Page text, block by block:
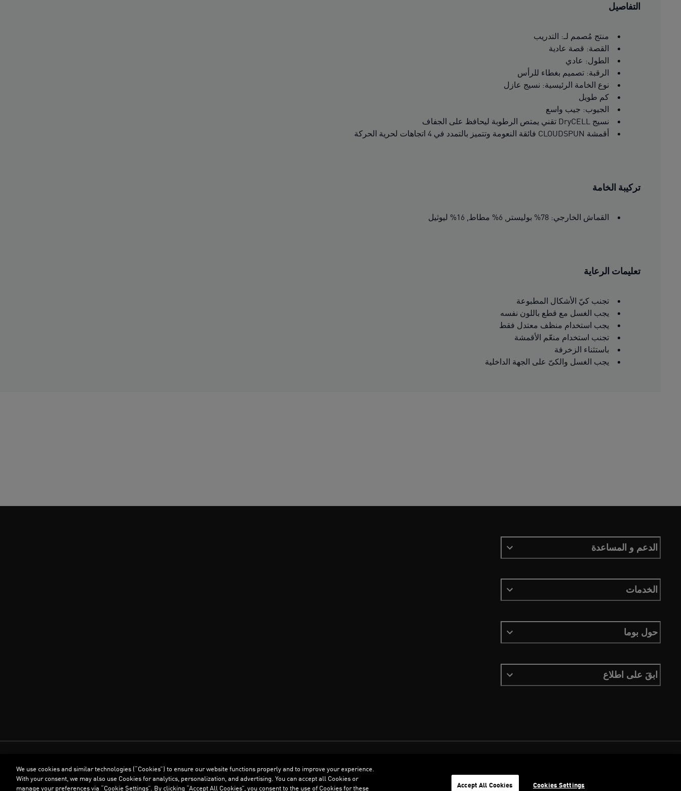
التفاصيل
منتج مُصمم لـ: التدريب
القصة: قصة عادية
الطول: عادي
الرقبة: تصميم بغطاء للرأس
نوع الخامة الرئيسية: نسيج عازل
كم طويل
الجيوب: جيب واسع
نسيج DryCELL تقني يمتص الرطوبة ليحافظ على الجفاف
أقمشة CLOUDSPUN فائقة النعومة وتتميز بالتمدد في 4 اتجاهات لحرية الحركة
تركيبة الخامة
القماش الخارجي: 78% بوليستر, 6% مطاط, 16% ليوثيل
تعليمات الرعاية
تجنب كيّ الأشكال المطبوعة
يجب الغسل مع قطع باللون نفسه
يجب استخدام منظف معتدل فقط
تجنب استخدام منعّم الأقمشة
باستثناء الزخرفة
يجب الغسل والكىّ على الجهة الداخلية
الدعم و المساعدة
الخدمات
حول بوما
ابقَ على اطلاع
العربية
We use cookies and similar technologies (“Cookies”) to ensure our website functions properly and to improve your experience.
With your consent, we may also use Cookies for analytics, personalization, and advertising. You can accept all Cookies or
manage your preferences via “Cookie Settings”. By clicking “Accept All Cookies”, you consent to the use of Cookies for these
Cookies Settings
Accept All Cookies